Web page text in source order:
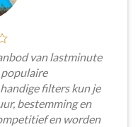
van lastminute
populaire
filters kun je
bestemming en
en worden